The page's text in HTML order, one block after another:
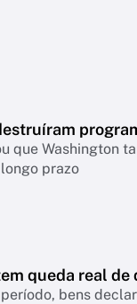
que Washington
prazo
queda real de
bens